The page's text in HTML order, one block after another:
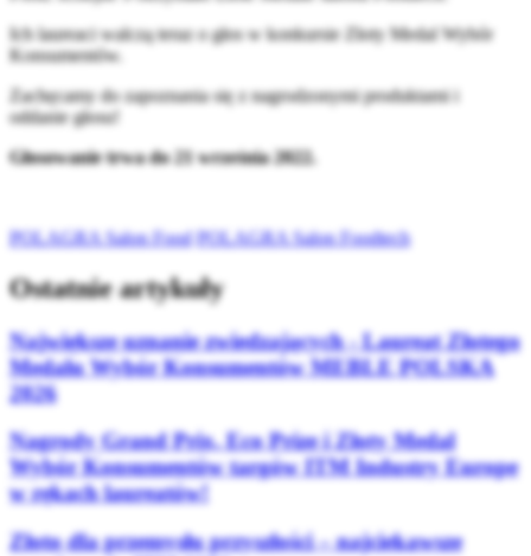
Ich laureaci walczą teraz o głos w konkursie Złoty Medal Wybór
Konsumentów.
Zachęcamy do zapoznania się z nagrodzonymi produktami i
oddanie głosu!
Głosowanie trwa do 21 września 2022.
POLAGRA Salon Food POLAGRA Salon Foodtech
Ostatnie artykuły
Największe uznanie zwiedzających - Laureat Złotego
Medalu Wybór Konsumentów MEBLE POLSKA
2026
Nagrody Grand Prix, Eco Prize i Złoty Medal
Wybór Konsumentów targów ITM Industry Europe
w rękach laureatów!
Złoto dla przemysłu przyszłości – najciekawsze